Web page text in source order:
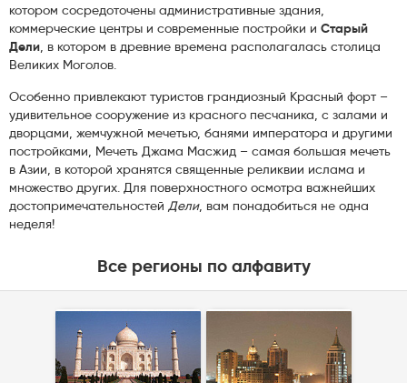
котором сосредоточены административные здания,
коммерческие центры и современные постройки и Старый
Дели, в котором в древние времена располагалась столица
Великих Моголов.
Особенно привлекают туристов грандиозный Красный форт –
удивительное сооружение из красного песчаника, с залами и
дворцами, жемчужной мечетью, банями императора и другими
постройками, Мечеть Джама Масжид – самая большая мечеть
в Азии, в которой хранятся священные реликвии ислама и
множество других. Для поверхностного осмотра важнейших
достопримечательностей Дели, вам понадобиться не одна
неделя!
Все регионы по алфавиту